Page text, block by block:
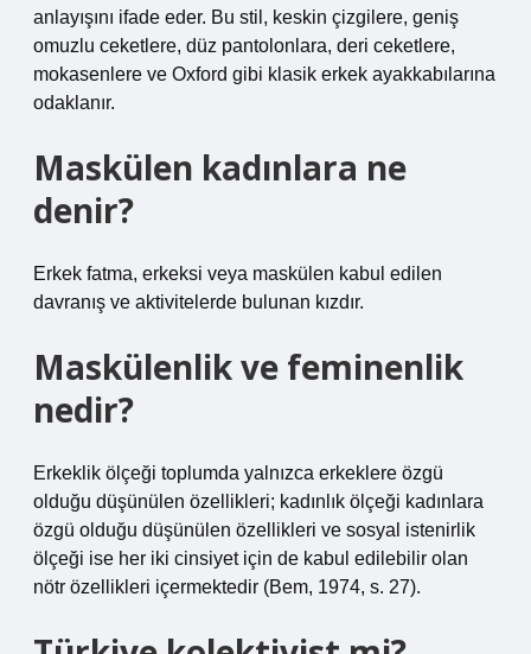
anlayışını ifade eder. Bu stil, keskin çizgilere, geniş
omuzlu ceketlere, düz pantolonlara, deri ceketlere,
mokasenlere ve Oxford gibi klasik erkek ayakkabılarına
odaklanır.
Maskülen kadınlara ne
denir?
Erkek fatma, erkeksi veya maskülen kabul edilen
davranış ve aktivitelerde bulunan kızdır.
Maskülenlik ve feminenlik
nedir?
Erkeklik ölçeği toplumda yalnızca erkeklere özgü
olduğu düşünülen özellikleri; kadınlık ölçeği kadınlara
özgü olduğu düşünülen özellikleri ve sosyal istenirlik
ölçeği ise her iki cinsiyet için de kabul edilebilir olan
nötr özellikleri içermektedir (Bem, 1974, s. 27).